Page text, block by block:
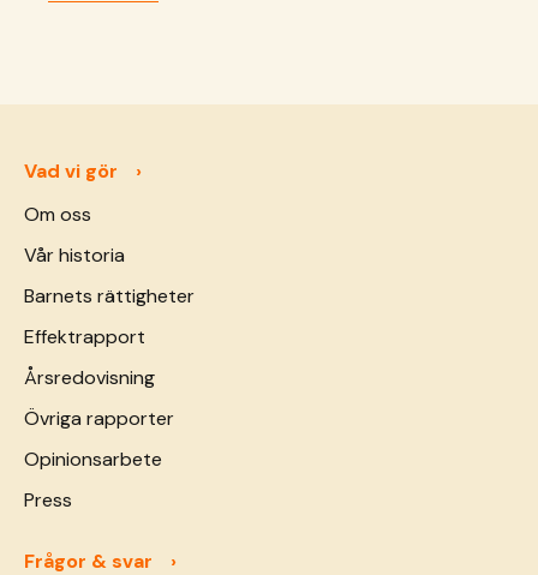
Vad vi gör
Om oss
Vår historia
Barnets rättigheter
Effektrapport
Årsredovisning
Övriga rapporter
Opinionsarbete
Press
Frågor & svar